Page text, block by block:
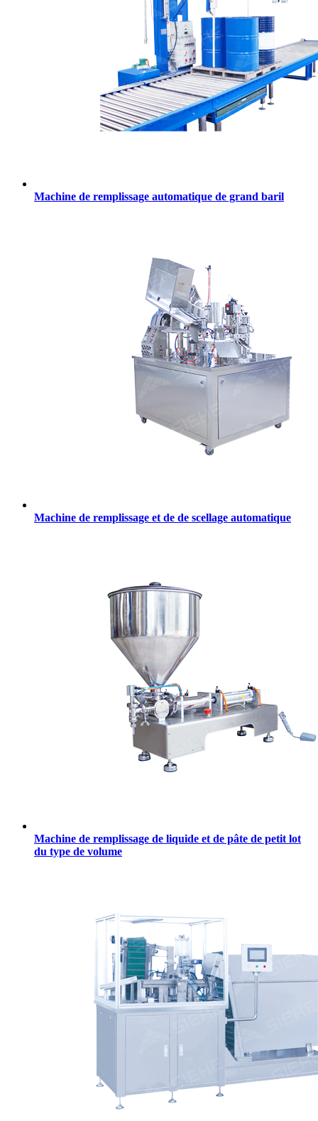
Machine de remplissage automatique de grand baril
Machine de remplissage et de de scellage automatique
Machine de remplissage de liquide et de pâte de petit lot
du type de volume